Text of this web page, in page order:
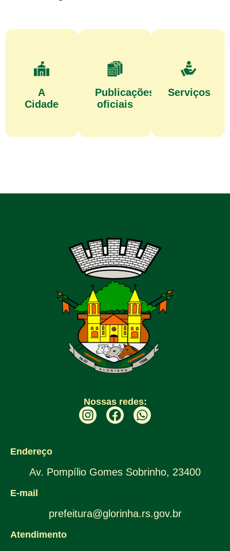
A
Cidade
Publicações
oficiais
Serviços
Nossas redes:
Endereço
Av. Pompílio Gomes Sobrinho, 23400
E-mail
prefeitura@glorinha.rs.gov.br
Atendimento